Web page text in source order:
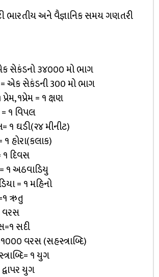
ભારતીય અને વૈજ્ઞાનિક સમય ગણતરી
સેકંડનો ૩૪૦૦૦ મો ભાગ
એક સેકંડની 300 મો ભાગ
૧પ્રેમ = ૧ ક્ષણ
૧ વિપલ
૧ ઘડી(૨૪ મીનીટ)
હોરા(કલાક)
૧ દિવસ
૧ અઠવાડિયુ
= ૧ મહિનો
ઋતુ
સદી
વરસ (સહસ્ત્રાબ્દિ)
૧ યુગ
યુગ